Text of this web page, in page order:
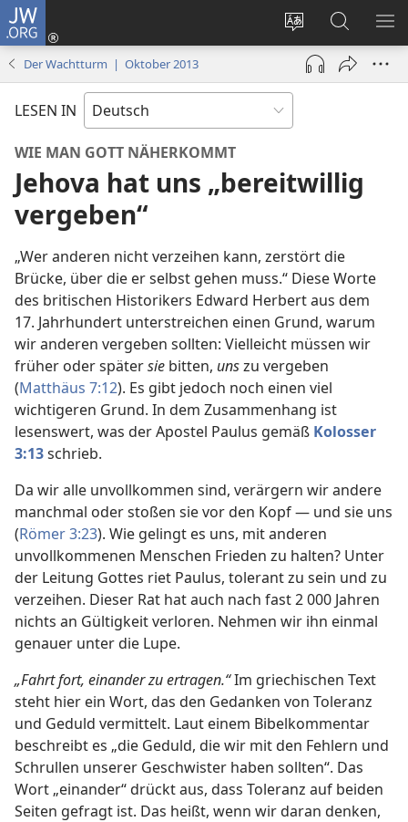
JW.ORG
Websitesprache
ändern
Anmelden
(öffnet
neues
Fenster)
Suche
Der Wachtturm | Oktober 2013
LESEN IN
WIE MAN GOTT NÄHERKOMMT
Jehova hat uns „bereitwillig
vergeben“
„Wer anderen nicht verzeihen kann, zerstört die
Brücke, über die er selbst gehen muss.“ Diese Worte
des britischen Historikers Edward Herbert aus dem
17. Jahrhundert unterstreichen einen Grund, warum
wir anderen vergeben sollten: Vielleicht müssen wir
früher oder spätersie bitten, unszu vergeben
(Matthäus 7:12). Es gibt jedoch noch einen viel
wichtigeren Grund. In dem Zusammenhang ist
lesenswert, was der Apostel Paulus gemäß Kolosser
3:13schrieb.
Da wir alle unvollkommen sind, verärgern wir andere
manchmal oder stoßen sie vor den Kopf — und sie uns
(Römer 3:23). Wie gelingt es uns, mit anderen
unvollkommenen Menschen Frieden zu halten? Unter
der Leitung Gottes riet Paulus, tolerant zu sein und zu
verzeihen. Dieser Rat hat auch nach fast 2 000 Jahren
nichts an Gültigkeit verloren. Nehmen wir ihn einmal
genauer unter die Lupe.
„Fahrt fort, einander zu ertragen.“Im griechischen Text
steht hier ein Wort, das den Gedanken von Toleranz
und Geduld vermittelt. Laut einem Bibelkommentar
beschreibt es „die Geduld, die wir mit den Fehlern und
Schrullen unserer Geschwister haben sollten“. Das
Wort „einander“ drückt aus, dass Toleranz auf beiden
Seiten gefragt ist. Das heißt, wenn wir daran denken,